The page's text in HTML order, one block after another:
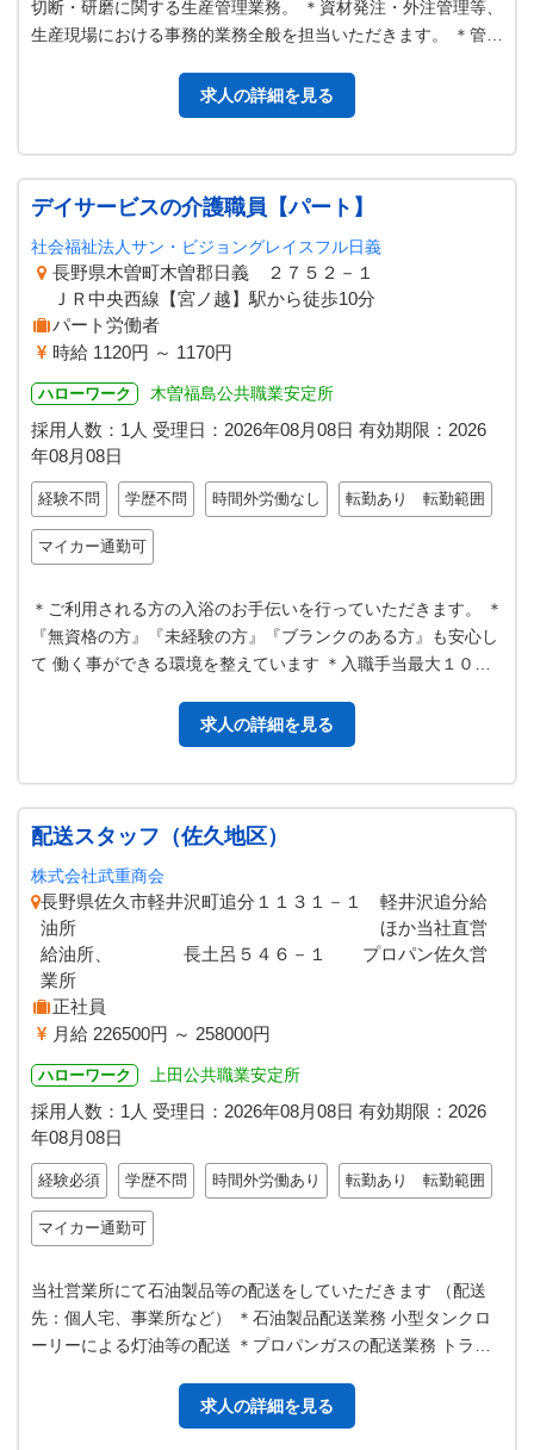
切断・研磨に関する生産管理業務。 ＊資材発注・外注管理等、
生産現場における事務的業務全般を担当いただきます。 ＊管理
求人の詳細を見る
デイサービスの介護職員【パート】
社会福祉法人サン・ビジョングレイスフル日義
長野県木曽町木曽郡日義 ２７５２－１
ＪＲ中央西線【宮ノ越】駅から徒歩10分
パート労働者
時給 1120円 ～ 1170円
ハローワーク 木曽福島公共職業安定所
採用人数：1人 受理日： 2026年08月08日 有効期限： 2026
年08月08日
経験不問 学歴不問 時間外労働なし 転勤あり 転勤範囲
マイカー通勤可
＊ご利用される方の入浴のお手伝いを行っていただきます。 ＊
『無資格の方』『未経験の方』『ブランクのある方』も安心し
て 働く事ができる環境を整えています ＊入職手当最大１０万
求人の詳細を見る
配送スタッフ（佐久地区）
株式会社武重商会
長野県佐久市軽井沢町追分１１３１－１ 軽井沢追分給
油所 ほか当社直営
給油所、 長土呂５４６－１ プロパン佐久営
業所
正社員
月給 226500円 ～ 258000円
ハローワーク 上田公共職業安定所
採用人数：1人 受理日： 2026年08月08日 有効期限： 2026
年08月08日
経験必須 学歴不問 時間外労働あり 転勤あり 転勤範囲
マイカー通勤可
当社営業所にて石油製品等の配送をしていただきます （配送
先：個人宅、事業所など） ＊石油製品配送業務 小型タンクロ
ーリーによる灯油等の配送 ＊プロパンガスの配送業務 トラッ
求人の詳細を見る